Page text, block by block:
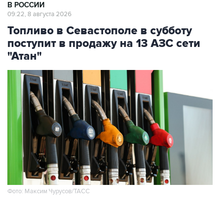
В РОССИИ
09:22, 8 августа 2026
Топливо в Севастополе в субботу
поступит в продажу на 13 АЗС сети
"Атан"
Фото: Максим Чурусов/ТАСС